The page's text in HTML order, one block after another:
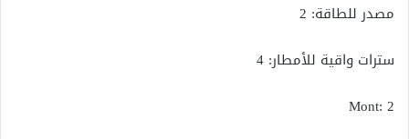
مصدر للطاقة: 2
سترات واقية للأمطار: 4
Mont: 2